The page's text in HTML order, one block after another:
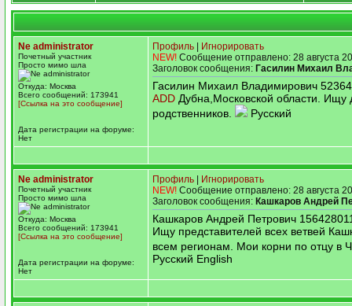
Ne administrator
Почетный участник
Просто мимо шла
Откуда: Москва
Всего сообщений: 173941
[Ссылка на это сообщение]
Дата регистрации на форуме:
Нет
Профиль
Игнорировать
NEW! Сообщение отправлено: 28 августа
Заголовок сообщения: Гасилин Михаил
Гасилин Михаил Владимирович
ADD Дубна,Московской области. Ищу
родственников.
Русский
Ne administrator
Почетный участник
Просто мимо шла
Откуда: Москва
Всего сообщений: 173941
[Ссылка на это сообщение]
Дата регистрации на форуме:
Нет
Профиль
Игнорировать
NEW! Сообщение отправлено: 28 августа
Заголовок сообщения: Кашкаров Андрей
Кашкаров Андрей Петрович
Ищу представителей всех ветвей
всем регионам. Мои корни по отцу в
Русский English